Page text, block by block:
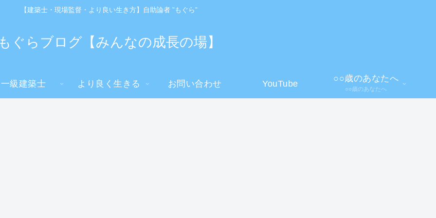
【建築士・現場監督・より良い生き方】自助論者 ”もぐら”
もぐらブログ【みんなの成長の場】
一級建築士 より良く生きる お問い合わせ YouTube
○○歳のあなたへ
○○歳のあなたへ